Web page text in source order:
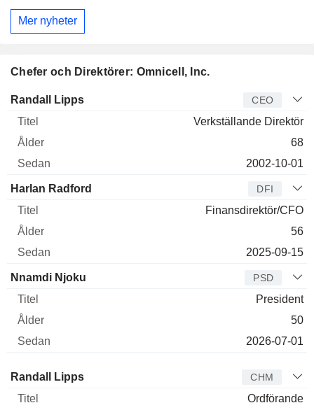
Mer nyheter
Chefer och Direktörer: Omnicell, Inc.
Verkställande
Randall Lipps CEO
Verkställande Direktör
68
2002-10-01
Harlan Radford DFI
Finansdirektör/CFO
56
2025-09-15
Nnamdi Njoku PSD
President
50
2026-07-01
Styrelseledamot
Randall Lipps CHM
Ordförande